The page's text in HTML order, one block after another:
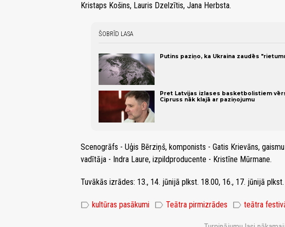
Kristaps Košins, Lauris Dzelzītis, Jana Herbsta.
ŠOBRĪD LASA
Putins paziņo, ka Ukraina zaudēs
Pret Latvijas izlases basketbolistiem
Cipruss nāk klajā ar paziņojumu
Scenogrāfs - Uģis Bērziņš, komponists - Gatis Krievāns,
vadītāja - Indra Laure, izpildproducente - Kristīne Mūrmane.
Tuvākās izrādes: 13., 14. jūnijā plkst. 18.00, 16., 17. jūnijā
label kultūras pasākumi label Teātra pirmizrādes label teātra